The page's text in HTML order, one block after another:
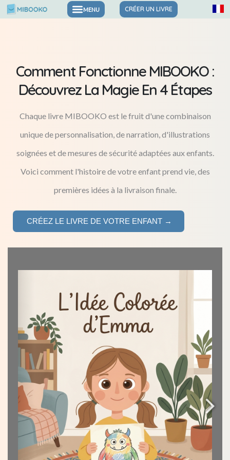
Aller
CRÉER UN LIVRE
Comment Fonctionne MIBOOKO :
Découvrez La Magie En 4 Étapes
Chaque livre MIBOOKO est le fruit d'une combinaison
unique de personnalisation, de narration, d'illustrations
soignées et de mesures de sécurité adaptées aux enfants.
Voici comment l'histoire de votre enfant prend vie, des
premières idées à la livraison finale.
CRÉEZ LE LIVRE DE VOTRE ENFANT →